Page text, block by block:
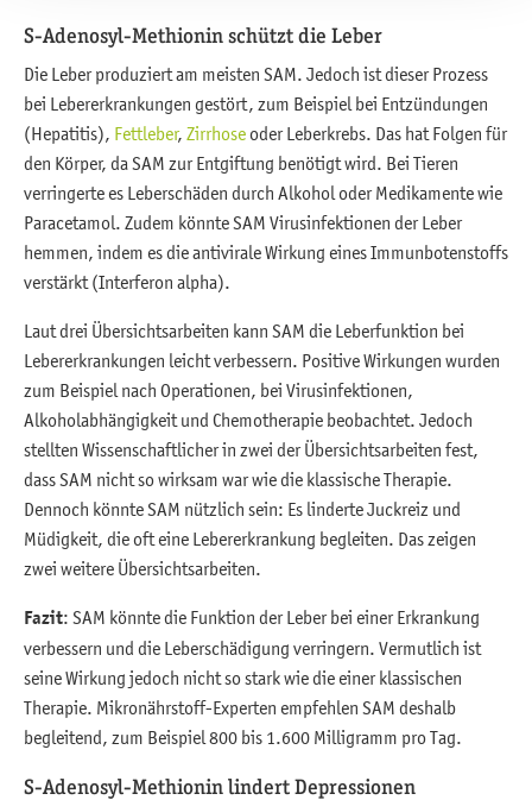
S-Adenosyl-Methionin schützt die Leber
Die Leber produziert am meisten SAM. Jedoch ist dieser Prozess
bei Lebererkrankungen gestört, zum Beispiel bei Entzündungen
(Hepatitis), Fettleber, Zirrhoseoder Leberkrebs. Das hat Folgen für
den Körper, da SAM zur Entgiftung benötigt wird. Bei Tieren
verringerte es Leberschäden durch Alkohol oder Medikamente wie
Paracetamol. Zudem könnte SAM Virusinfektionen der Leber
hemmen, indem es die antivirale Wirkung eines Immunbotenstoffs
verstärkt (Interferon alpha).
Laut drei Übersichtsarbeiten kann SAM die Leberfunktion bei
Lebererkrankungen leicht verbessern. Positive Wirkungen wurden
zum Beispiel nach Operationen, bei Virusinfektionen,
Alkoholabhängigkeit und Chemotherapie beobachtet. Jedoch
stellten Wissenschaftlicher in zwei der Übersichtsarbeiten fest,
dass SAM nicht so wirksam war wie die klassische Therapie.
Dennoch könnte SAM nützlich sein: Es linderte Juckreiz und
Müdigkeit, die oft eine Lebererkrankung begleiten. Das zeigen
zwei weitere Übersichtsarbeiten.
Fazit: SAM könnte die Funktion der Leber bei einer Erkrankung
verbessern und die Leberschädigung verringern. Vermutlich ist
seine Wirkung jedoch nicht so stark wie die einer klassischen
Therapie. Mikronährstoff-Experten empfehlen SAM deshalb
begleitend, zum Beispiel 800 bis 1.600 Milligramm pro Tag.
S-Adenosyl-Methionin lindert Depressionen